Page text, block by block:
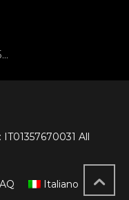
IT01357670031 All
Italiano